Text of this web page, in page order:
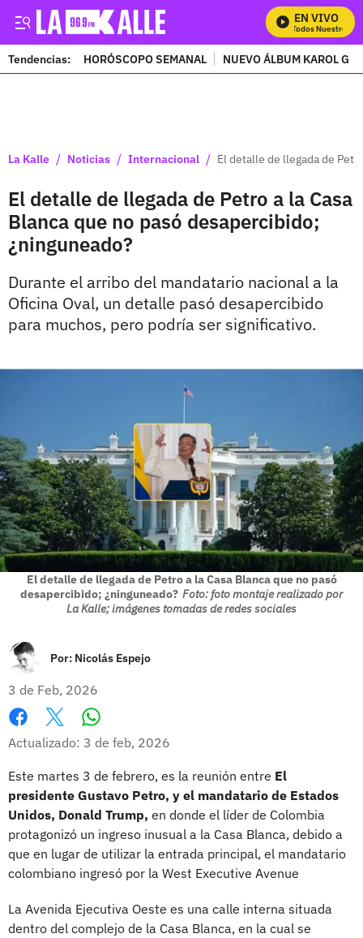
EN VIVO
Mira Todos Nuestros
Tendencias: HORÓSCOPO SEMANAL NUEVO ÁLBUM KAROL G
La Kalle / Noticias / Internacional / El detalle de llegada de
El detalle de llegada de Petro a la Casa
Blanca que no pasó desapercibido;
¿ninguneado?
Durante el arribo del mandatario nacional a la
Oficina Oval, un detalle pasó desapercibido
para muchos, pero podría ser significativo.
El detalle de llegada de Petro a la Casa Blanca que no pasó
desapercibido; ¿ninguneado? Foto: foto montaje realizado por
La Kalle; imágenes tomadas de redes sociales
Por: Nicolás Espejo
3 de Feb, 2026
Facebook
X
Actualizado: 3 de feb, 2026
Este martes 3 de febrero, es la reunión entre El
presidente Gustavo Petro, y el mandatario de Estados
Unidos, Donald Trump, en donde el líder de Colombia
protagonizó un ingreso inusual a la Casa Blanca, debido a
que en lugar de utilizar la entrada principal, el mandatario
colombiano ingresó por la West Executive Avenue
La Avenida Ejecutiva Oeste es una calle interna situada
dentro del complejo de la Casa Blanca, en la cual se